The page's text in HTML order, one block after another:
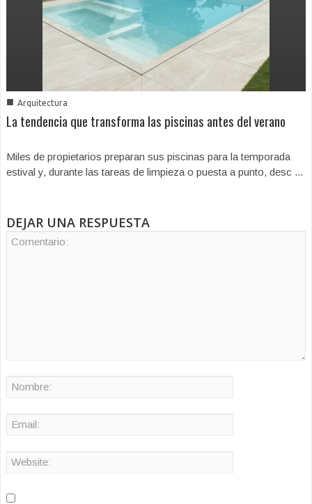
■ Arquitectura
La tendencia que transforma las piscinas antes del verano
Miles de propietarios preparan sus piscinas para la temporada
estival y, durante las tareas de limpieza o puesta a punto, desc ...
DEJAR UNA RESPUESTA